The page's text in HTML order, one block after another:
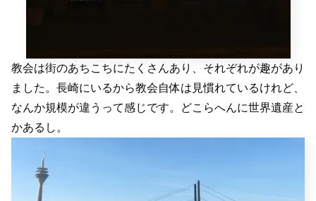
教会は街のあちこちにたくさんあり、それぞれが趣があり
ました。長崎にいるから教会自体は見慣れているけれど、
なんか規模が違うって感じです。どこらへんに世界遺産と
かあるし。